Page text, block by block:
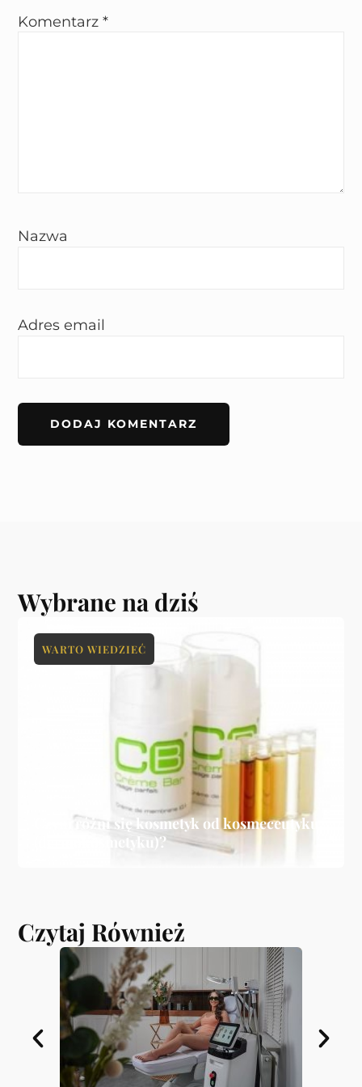
Komentarz*
Nazwa
Adres email
Wybrane na dziś
Czym różni się kosmetyk od kosmeceutyku
(dermokosmetyku)?
WARTO WIEDZIEĆ
Czytaj Również